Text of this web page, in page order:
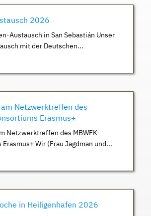
2026
Austausch in San Sebastián Unser
mit der Deutschen...
Netzwerktreffen des
Erasmus+
Netzwerktreffen des MBWFK-
Wir (Frau Jagdman und...
in Heiligenhafen 2026